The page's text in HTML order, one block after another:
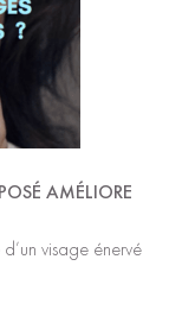
AMÉLIORE
visage énervé